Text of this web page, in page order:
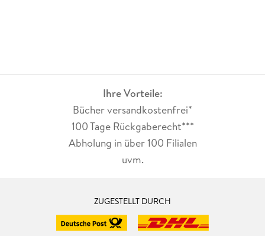
Ihre Vorteile:
Bücher versandkostenfrei*
100 Tage Rückgaberecht***
Abholung in über 100 Filialen
uvm.
ZUGESTELLT DURCH